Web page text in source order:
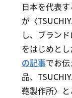
日本を代表
が〈
し、ブラン
をはじめと
の記事でお
品、
鞄製作所〉と